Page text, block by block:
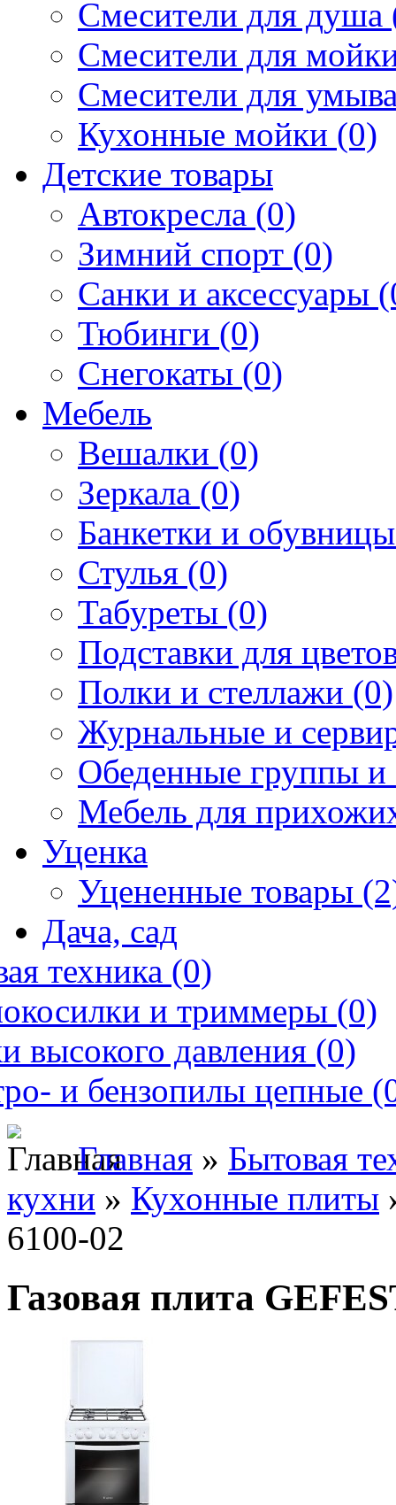
Смесители для душа
Смесители для
Смесители для
Кухонные мойки (0)
Детские товары
Автокресла (0)
Зимний спорт (0)
Санки и аксессуары
Тюбинги (0)
Снегокаты (0)
Мебель
Вешалки (0)
Зеркала (0)
Банкетки и
Стулья (0)
Табуреты (0)
Подставки для
Полки и стеллажи (0)
Журнальные и
Обеденные группы и
Мебель для
Уценка
Уцененные товары
Дача, сад
техника (0)
и триммеры (0)
высокого давления (0)
и бензопилы цепные
Главная » Бытовая
кухни » Кухонные плиты
6100-02
Газовая плита